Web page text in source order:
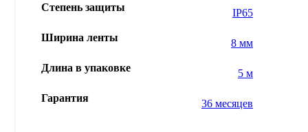
Степень защиты IP65
Ширина ленты 8 мм
Длина в упаковке 5 м
Гарантия 36 месяцев